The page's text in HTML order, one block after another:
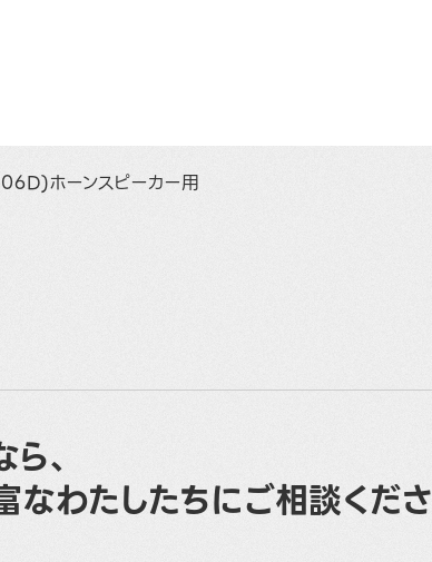
ホーンスピーカー用
、
わたしたちにご相談くださ